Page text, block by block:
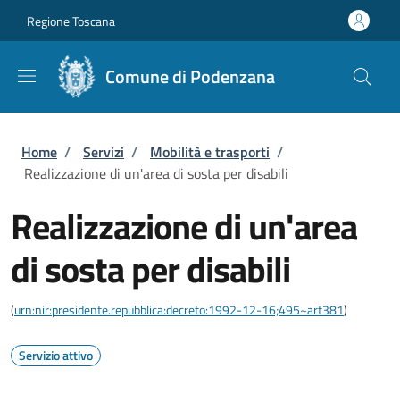
Regione Toscana
Comune di Podenzana
Briciole di pane
Home / Servizi / Mobilità e trasporti /
Realizzazione di un'area di sosta per disabili
Realizzazione di un'area
di sosta per disabili
(urn:nir:presidente.repubblica:decreto:1992-12-16;495~art381)
Servizio attivo